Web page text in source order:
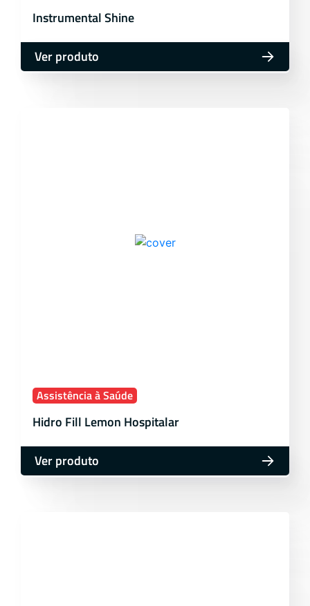
Instrumental Shine
Ver produto
Assistência à Saúde
Hidro Fill Lemon Hospitalar
Ver produto